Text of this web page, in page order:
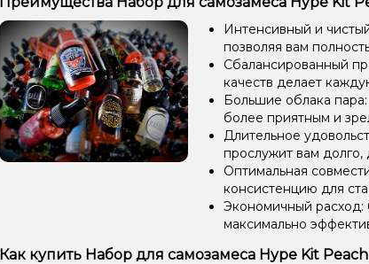
Интенсивный и
позволяя вам
Сбалансированный
качеств делает
Большие облака
более приятным и
Длительное
прослужит вам
Оптимальная
консистенцию для
Экономичный расход:
максимально
Как купить Набор для самозамеса Hype Kit